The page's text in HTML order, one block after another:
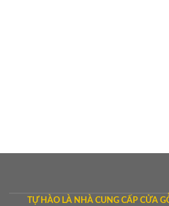
TỰ HÀO LÀ NHÀ CUNG CẤP CỬA